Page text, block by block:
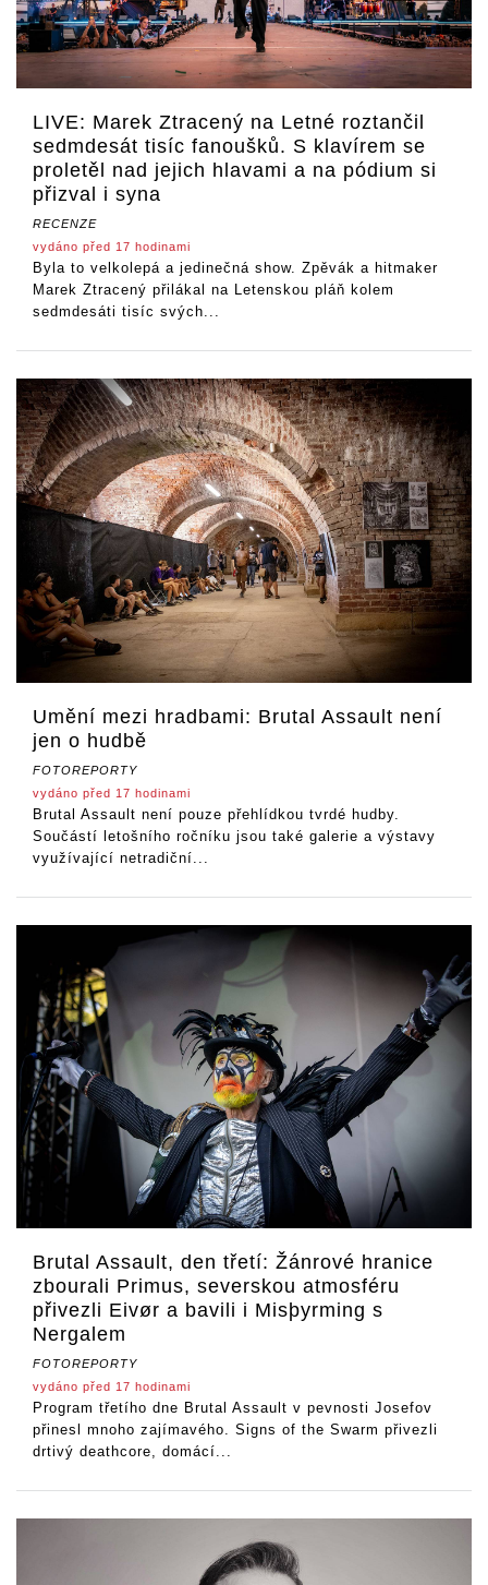
LIVE: Marek Ztracený na Letné roztančil
sedmdesát tisíc fanoušků. S klavírem se
proletěl nad jejich hlavami a na pódium si
přizval i syna
RECENZE
vydáno před 17 hodinami
Byla to velkolepá a jedinečná show. Zpěvák a hitmaker
Marek Ztracený přilákal na Letenskou pláň kolem
sedmdesáti tisíc svých...
Umění mezi hradbami: Brutal Assault není
jen o hudbě
FOTOREPORTY
vydáno před 17 hodinami
Brutal Assault není pouze přehlídkou tvrdé hudby.
Součástí letošního ročníku jsou také galerie a výstavy
využívající netradiční...
Brutal Assault, den třetí: Žánrové hranice
zbourali Primus, severskou atmosféru
přivezli Eivør a bavili i Misþyrming s
Nergalem
FOTOREPORTY
vydáno před 17 hodinami
Program třetího dne Brutal Assault v pevnosti Josefov
přinesl mnoho zajímavého. Signs of the Swarm přivezli
drtivý deathcore, domácí...